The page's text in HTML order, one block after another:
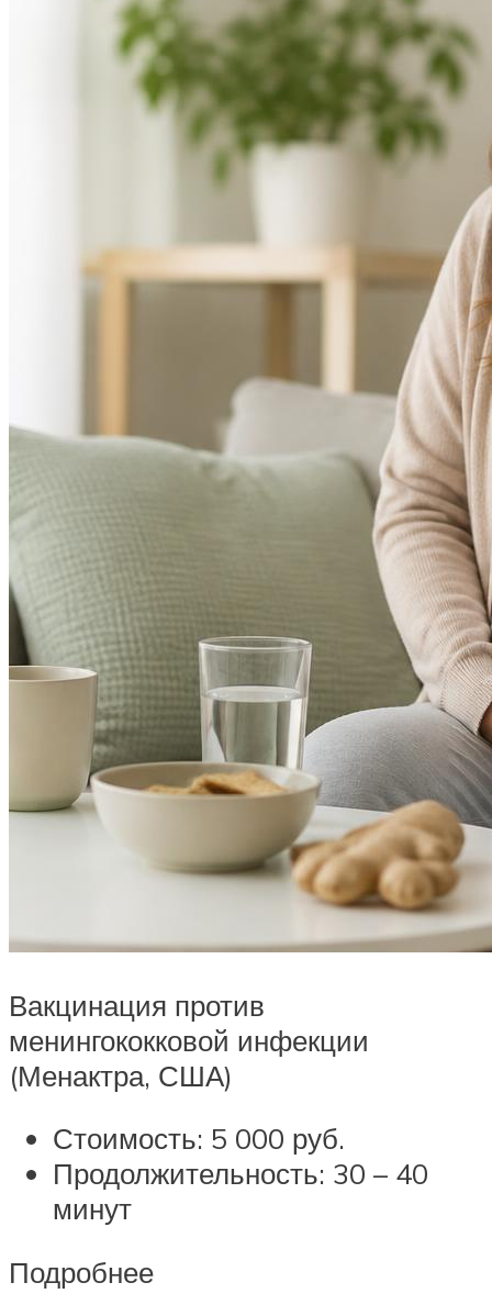
Вакцинация против
менингококковой инфекции
(Менактра, США)
Стоимость: 5 000 руб.
Продолжительность: 30 – 40
минут
Подробнее